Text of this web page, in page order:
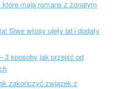
które mają romans z żonatym
Siwe włosy ujęły lat i dodały
3 sposoby jak przejść od
zakończyć związek z